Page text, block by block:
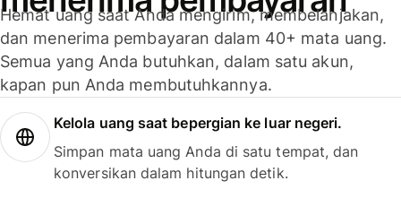
Hemat uang saat Anda mengirim, membelanjakan,
dan menerima pembayaran dalam 40+ mata uang.
Semua yang Anda butuhkan, dalam satu akun,
kapan pun Anda membutuhkannya.
Kelola uang saat bepergian ke luar negeri.
Simpan mata uang Anda di satu tempat, dan
konversikan dalam hitungan detik.